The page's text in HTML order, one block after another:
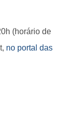
(horário de
no portal das